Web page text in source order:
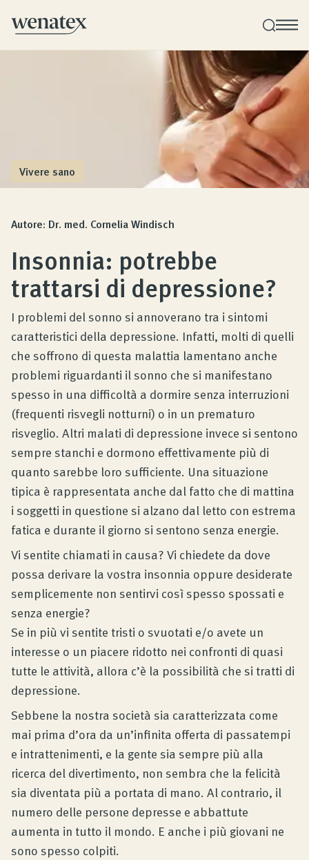
Consulenza sul sonno Wenatex
Consulenza sui prodotti personale a domicilio o
Prodotti
Qualità e Garanzia
Opinioni dei clienti
Consulenza prodotto
Azienda
Contatto
Rivista
Vivere sano
Autore: Dr. med. Cornelia Windisch
Insonnia: potrebbe
trattarsi di depressione?
I problemi del sonno si annoverano tra i sintomi
caratteristici della depressione. Infatti, molti di quelli
che soffrono di questa malattia lamentano anche
problemi riguardanti il sonno che si manifestano
spesso in una difficoltà a dormire senza interruzioni
(frequenti risvegli notturni) o in un prematuro
risveglio. Altri malati di depressione invece si sentono
sempre stanchi e dormono effettivamente più di
quanto sarebbe loro sufficiente. Una situazione
tipica è rappresentata anche dal fatto che di mattina
i soggetti in questione si alzano dal letto con estrema
fatica e durante il giorno si sentono senza energie.
Vi sentite chiamati in causa? Vi chiedete da dove
possa derivare la vostra insonnia oppure desiderate
semplicemente non sentirvi così spesso spossati e
senza energie?
Se in più vi sentite tristi o svuotati e/o avete un
interesse o un piacere ridotto nei confronti di quasi
tutte le attività, allora c’è la possibilità che si tratti di
depressione.
Sebbene la nostra società sia caratterizzata come
mai prima d’ora da un’infinita offerta di passatempi
e intrattenimenti, e la gente sia sempre più alla
ricerca del divertimento, non sembra che la felicità
sia diventata più a portata di mano. Al contrario, il
numero delle persone depresse e abbattute
aumenta in tutto il mondo. E anche i più giovani ne
sono spesso colpiti.